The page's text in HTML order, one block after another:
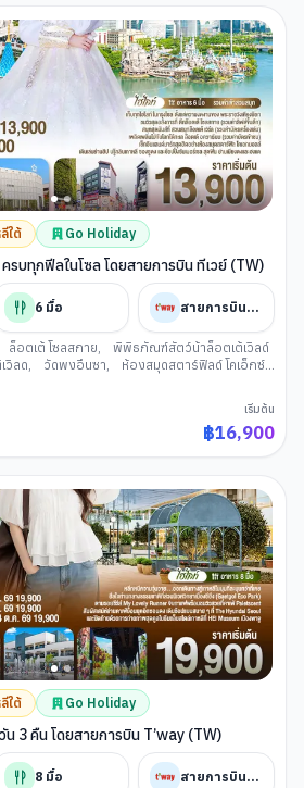
ใต้ Go Holiday
รบทุกฟีลในโซล โดยสายการบิน ทีเวย์ (TW)
6 มื้อ สายการบินทีเวย์
ล็อตเต้ โซลสกาย,
พิพิธภัณฑ์สัตว์น้าล็อตเต้เวิลด์
วิลด, วัดพงอึนซา,
ห้องสมุดสตาร์ฟิลด์ โคเอ็กซ์
นทำกิมจิ+ชุดฮันบก
ฮุนได
เริ่มต้น
฿16,900
ใต้ Go Holiday
น 3 คืน โดยสายการบิน T’way (TW)
8 มื้อ สายการบินทีเวย์